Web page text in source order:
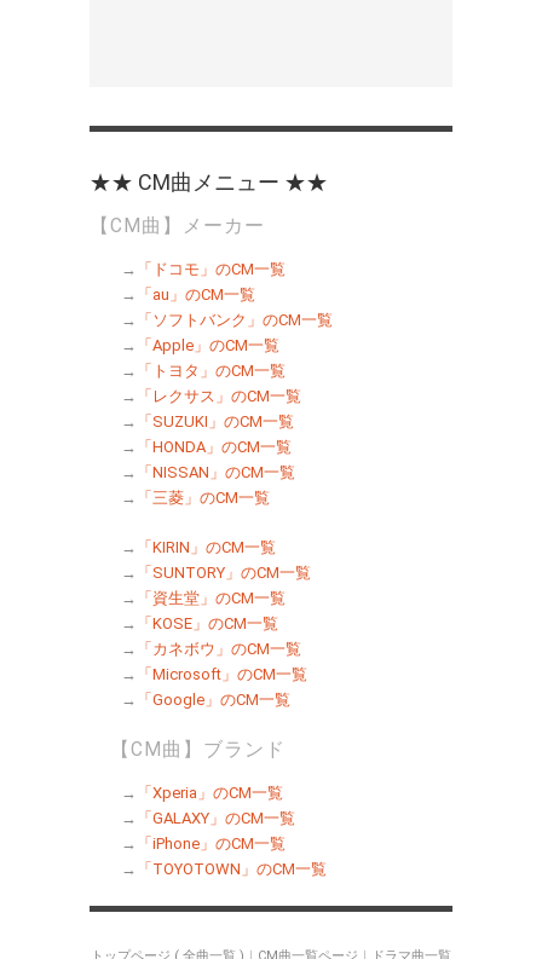
★★ CM曲メニュー ★★
【CM曲】メーカー
→
「ドコモ」のCM一覧
→
「au」のCM一覧
→
「ソフトバンク」のCM一覧
→
「Apple」のCM一覧
→
「トヨタ」のCM一覧
→
「レクサス」のCM一覧
→
「SUZUKI」のCM一覧
→
「HONDA」のCM一覧
→
「NISSAN」のCM一覧
→
「三菱」のCM一覧
→
「KIRIN」のCM一覧
→
「SUNTORY」のCM一覧
→
「資生堂」のCM一覧
→
「KOSE」のCM一覧
→
「カネボウ」のCM一覧
→
「Microsoft」のCM一覧
→
「Google」のCM一覧
【CM曲】ブランド
→
「Xperia」のCM一覧
→
「GALAXY」のCM一覧
→
「iPhone」のCM一覧
→
「TOYOTOWN」のCM一覧
トップページ ( 全曲一覧 ) ｜ CM曲一覧ページ ｜ ドラマ曲一覧